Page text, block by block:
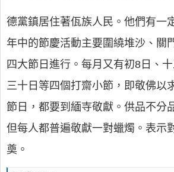
德黨鎮居住著佤族人民。他們有一
年中的節慶活動主要圍繞堆沙、關
四大節日進行。每月又有初8日、
三十日等四個打齋小節，即敬佛以
節日，都要到緬寺敬獻。供品不分
但每人都普遍敬獻一對蠟燭。表示
奠。